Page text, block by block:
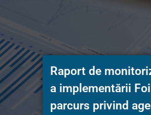
Raport de
a implementării
parcurs privind